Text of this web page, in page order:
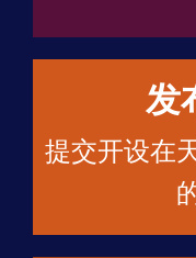
发
提交开设在